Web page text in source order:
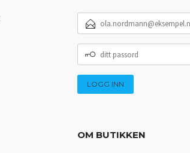
POSTADRESSE
PASSORD
OM BUTIKKEN